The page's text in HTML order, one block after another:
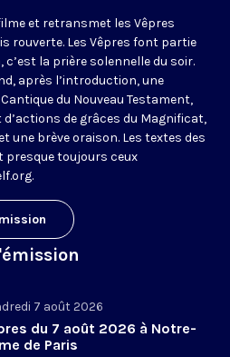
et retransmet les Vêpres
rouverte. Les Vêpres font partie
c’est la prière solennelle du soir.
après l’introduction, une
du Nouveau Testament,
de grâces du Magnificat,
une brève oraison. Les textes des
presque toujours ceux
.
7 août 2026
du 7 août 2026 à Notre-
de Paris